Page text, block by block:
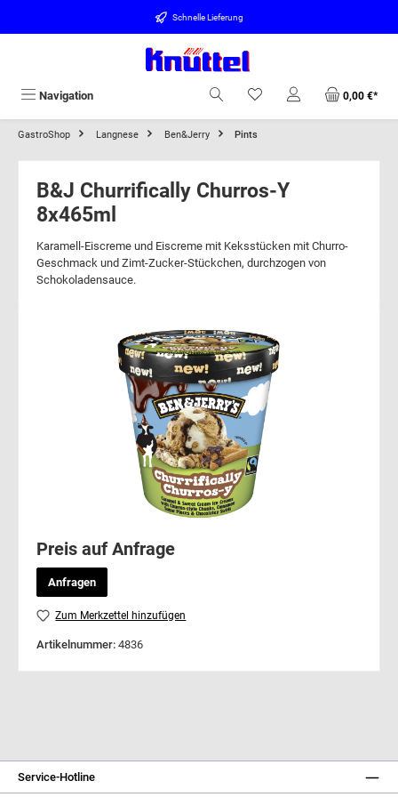
Schnelle Lieferung
Navigation 0,00 €*
GastroShop Langnese Ben&Jerry Pints
B&J Churrifically Churros-Y
8x465ml
Karamell-Eiscreme und Eiscreme mit Keksstücken mit Churro-
Geschmack und Zimt-Zucker-Stückchen, durchzogen von
Schokoladensauce.
Bildergalerie überspringen
Preis auf Anfrage
Anfragen
Zum Merkzettel hinzufügen
Artikelnummer: 4836
Service-Hotline